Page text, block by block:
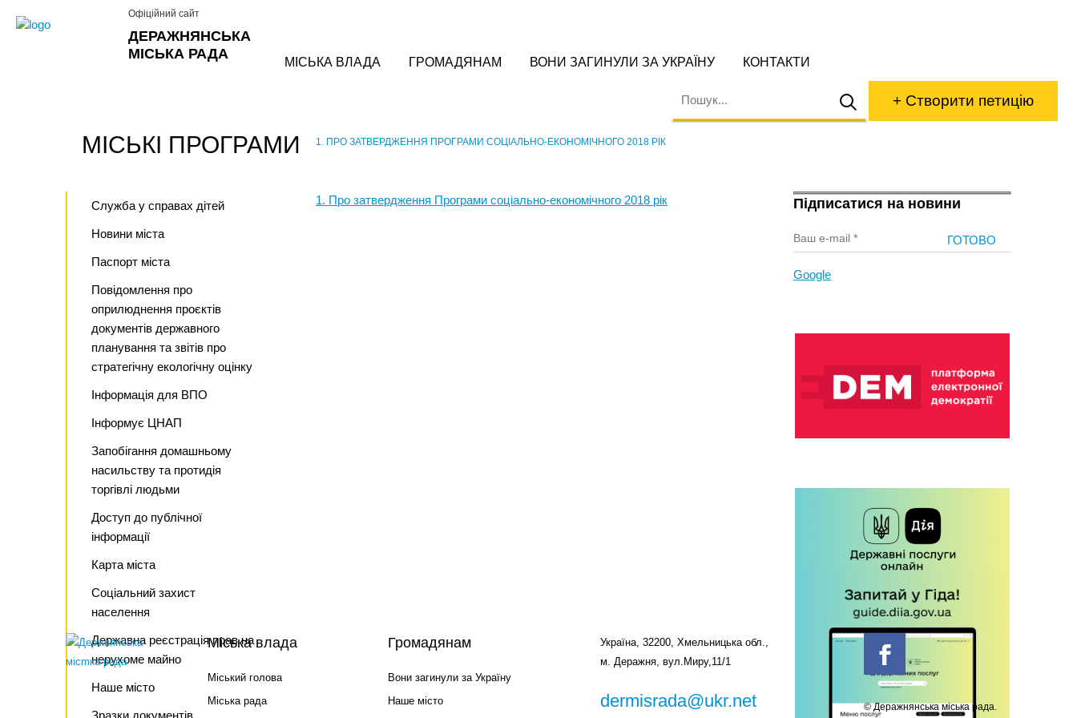
ДЕРАЖНЯНСЬКА
МІСЬКА РАДА
Офіційний сайт
МІСЬКА ВЛАДА ГРОМАДЯНАМ ВОНИ ЗАГИНУЛИ ЗА УКРАЇНУ КОНТАКТИ
+ Створити петицію
МІСЬКІ ПРОГРАМИ 1. ПРО ЗАТВЕРДЖЕННЯ ПРОГРАМИ СОЦІАЛЬНО-ЕКОНОМІЧНОГО 2018 РІК
Служба у справах дітей
Новини міста
Паспорт міста
Повідомлення про
оприлюднення проєктів
документів державного
планування та звітів про
стратегічну екологічну оцінку
Інформація для ВПО
Інформує ЦНАП
Запобігання домашньому
насильству та протидія
торгівлі людьми
Доступ до публічної
інформації
Карта міста
Соціальний захист
населення
Державна реєстрація прав на
нерухоме майно
Наше місто
Зразки документів
Підписатися на новини
Google
1. Про затвердження Програми соціально-економічного 2018 рік
Міська влада
Міський голова
Міська рада
Громадянам
Вони загинули за Україну
Наше місто
Україна, 32200, Хмельницька обл.,
м. Деражня, вул.Миру,11/1
dermisrada@ukr.net
© Деражнянська міська рада.